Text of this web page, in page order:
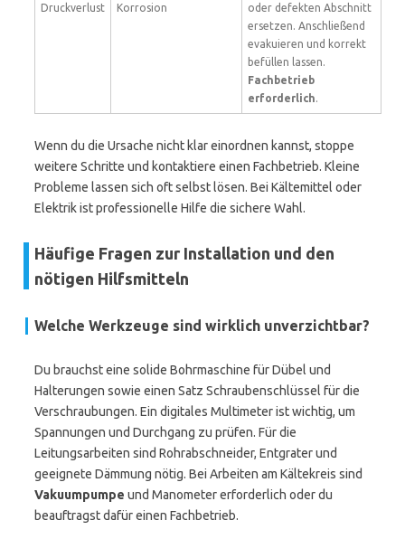
Druckverlust
Korrosion
oder defekten Abschnitt
ersetzen. Anschließend
evakuieren und korrekt
befüllen lassen.
Fachbetrieb
erforderlich.
Wenn du die Ursache nicht klar einordnen kannst, stoppe
weitere Schritte und kontaktiere einen Fachbetrieb. Kleine
Probleme lassen sich oft selbst lösen. Bei Kältemittel oder
Elektrik ist professionelle Hilfe die sichere Wahl.
Häufige Fragen zur Installation und den
nötigen Hilfsmitteln
Welche Werkzeuge sind wirklich unverzichtbar?
Du brauchst eine solide Bohrmaschine für Dübel und
Halterungen sowie einen Satz Schraubenschlüssel für die
Verschraubungen. Ein digitales Multimeter ist wichtig, um
Spannungen und Durchgang zu prüfen. Für die
Leitungsarbeiten sind Rohrabschneider, Entgrater und
geeignete Dämmung nötig. Bei Arbeiten am Kältekreis sind
Vakuumpumpe und Manometer erforderlich oder du
beauftragst dafür einen Fachbetrieb.